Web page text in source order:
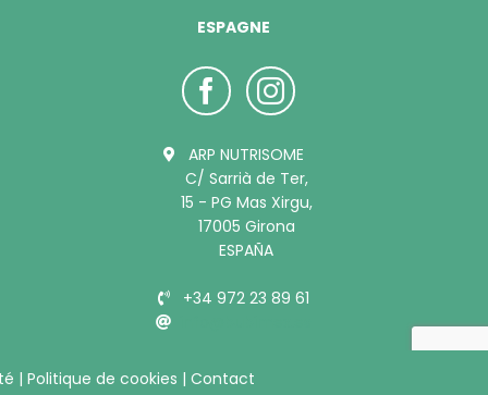
ESPAGNE
ARP NUTRISOME
C/ Sarrià de Ter,
15 - PG Mas Xirgu,
17005 Girona
ESPAÑA
+34 972 23 89 61
| Politique de cookies | Contact